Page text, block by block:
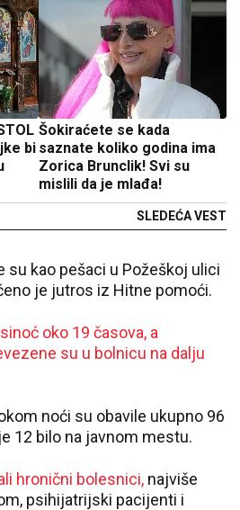
bi
Šokiraćete se kada
saznate koliko godina ima
Zorica Brunclik! Svi su
mislili da je mlađa!
SLEDEĆA VEST
su kao pešaci u Požeškoj ulici
je jutros iz Hitne pomoći.
oko 19 časova, a
su u bolnicu na dalju
noći su obavile ukupno 96
12 bilo na javnom mestu.
hronični bolesnici, najviše
psihijatrijski pacijenti i